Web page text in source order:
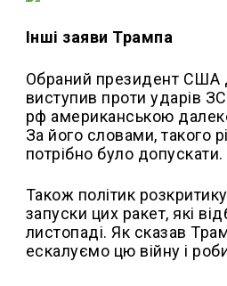
Інші заяви Трампа
Обраний президент США
виступив проти ударів
рф американською
За його словами, такого
потрібно було допускати.
Також політик
запуски цих ракет, які
листопаді. Як сказав
ескалуємо цю війну і